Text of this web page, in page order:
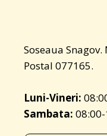
Soseaua Snagov.
Postal 077165.
Luni-Vineri:
Sambata: